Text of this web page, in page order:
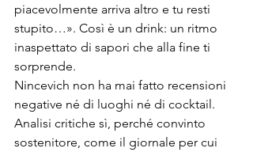
piacevolmente arriva altro e tu resti
stupito…». Così è un drink: un ritmo
inaspettato di sapori che alla fine ti
sorprende.
Nincevich non ha mai fatto recensioni
negative né di luoghi né di cocktail.
Analisi critiche sì, perché convinto
sostenitore, come il giornale per cui